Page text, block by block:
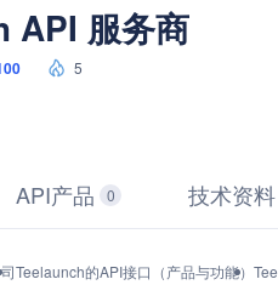
API 服务商
5
API产品 0 技术资料
Teelaunch的API接口（产品与功能）